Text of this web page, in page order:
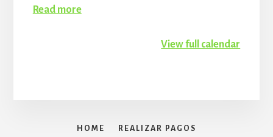
Read more
View full calendar
HOME REALIZAR PAGOS